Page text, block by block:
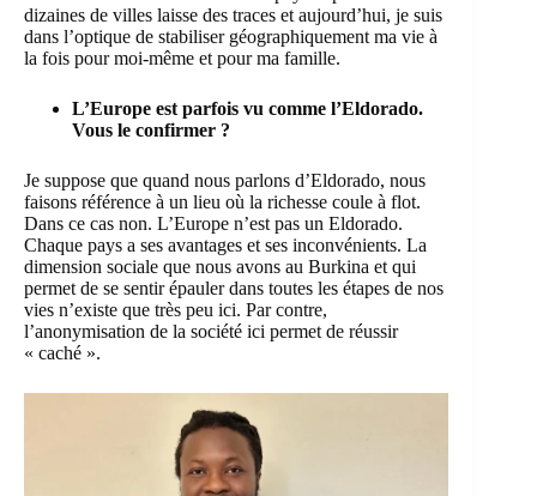
dizaines de villes laisse des traces et aujourd’hui, je suis
dans l’optique de stabiliser géographiquement ma vie à
la fois pour moi-même et pour ma famille.
L’Europe est parfois vu comme l’Eldorado.
Vous le confirmer ?
Je suppose que quand nous parlons d’Eldorado, nous
faisons référence à un lieu où la richesse coule à flot.
Dans ce cas non. L’Europe n’est pas un Eldorado.
Chaque pays a ses avantages et ses inconvénients. La
dimension sociale que nous avons au Burkina et qui
permet de se sentir épauler dans toutes les étapes de nos
vies n’existe que très peu ici. Par contre,
l’anonymisation de la société ici permet de réussir
« caché ».